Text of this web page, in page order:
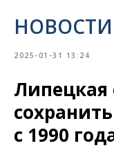
2025-01-31 13:24
Липецкая
с 1990